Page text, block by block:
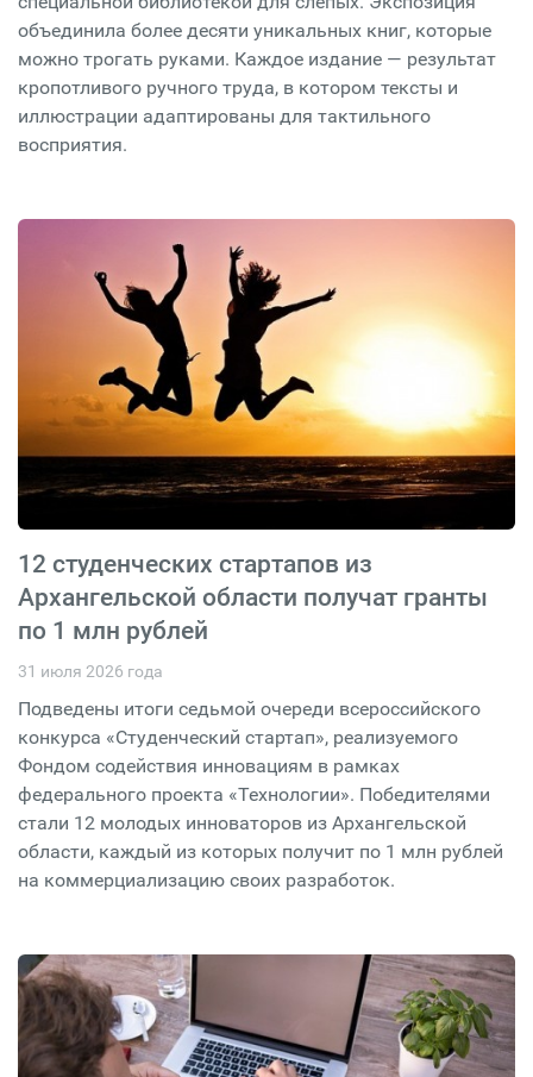
объединила более десяти уникальных книг, которые
можно трогать руками. Каждое издание — результат
кропотливого ручного труда, в котором тексты и
иллюстрации адаптированы для тактильного
восприятия.
12 студенческих стартапов из
Архангельской области получат гранты
по 1 млн рублей
31 июля 2026 года
Подведены итоги седьмой очереди всероссийского
конкурса «Студенческий стартап», реализуемого
Фондом содействия инновациям в рамках
федерального проекта «Технологии». Победителями
стали 12 молодых инноваторов из Архангельской
области, каждый из которых получит по 1 млн рублей
на коммерциализацию своих разработок.